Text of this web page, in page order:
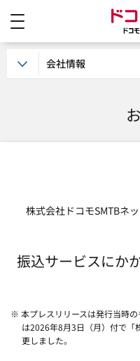
株式会社ドコモSMTBネ
振込サービスにか
※ 本プレスリリースは発行当時の
は2026年8月3日（月）付で「
更しました。
会社情報